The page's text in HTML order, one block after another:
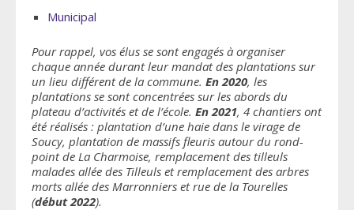
Municipal
Pour rappel, vos élus se sont engagés à organiser
chaque année durant leur mandat des plantations sur
un lieu différent de la commune. En 2020, les
plantations se sont concentrées sur les abords du
plateau d’activités et de l’école. En 2021, 4 chantiers ont
été réalisés : plantation d’une haie dans le virage de
Soucy, plantation de massifs fleuris autour du rond-
point de La Charmoise, remplacement des tilleuls
malades allée des Tilleuls et remplacement des arbres
morts allée des Marronniers et rue de la Tourelles
(début 2022).